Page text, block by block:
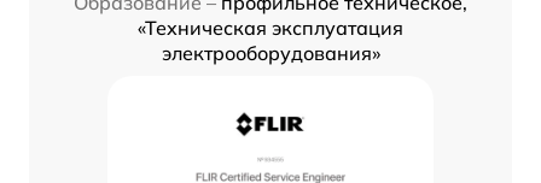
«Техническая эксплуатация
электрооборудования»